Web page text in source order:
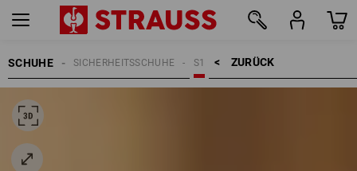
SCHUHE ZURÜCK    >
S1
SICHERHEITSSCHUHE